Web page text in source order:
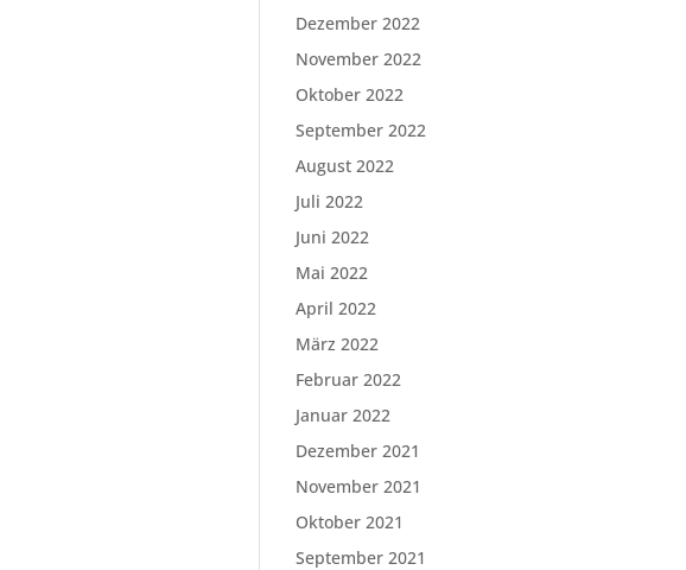
Dezember 2022
November 2022
Oktober 2022
September 2022
August 2022
Juli 2022
Juni 2022
Mai 2022
April 2022
März 2022
Februar 2022
Januar 2022
Dezember 2021
November 2021
Oktober 2021
September 2021